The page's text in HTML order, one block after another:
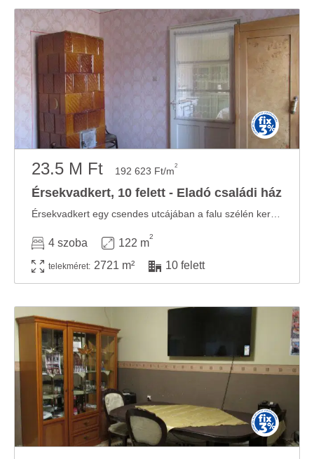
23.5 M Ft 192 623 Ft/m2
Érsekvadkert, 10 felett - Eladó családi ház
4 szoba 122 m
2
telekméret: 2721 m² 10 felett